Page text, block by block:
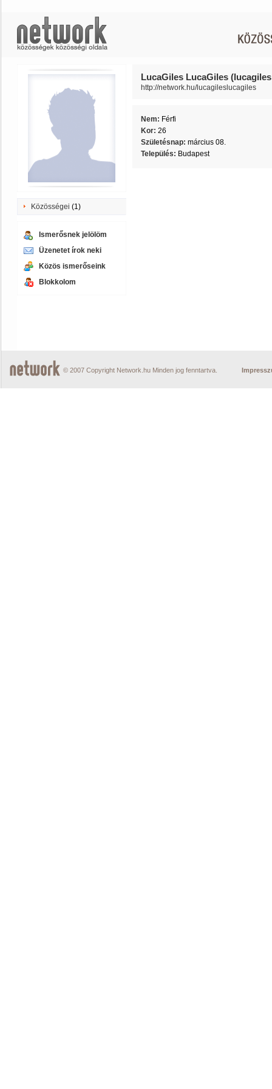
Közösségei (1)
Ismerősnek jelölöm
Üzenetet írok neki
Közös ismerőseink
Blokkolom
LucaGiles LucaGiles
http://network.hu/lucagileslucagiles
Nem: Férfi
Kor: 26
Születésnap: március 08.
Település: Budapest
© 2007 Copyright Network.hu Minden jog fenntartva.